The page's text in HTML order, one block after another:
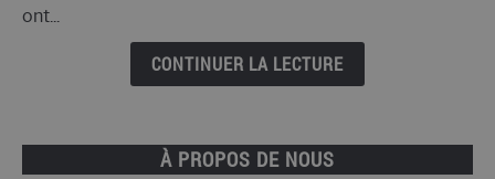
Benidorm
ont...
CONTINUER LA LECTURE
À PROPOS DE NOUS